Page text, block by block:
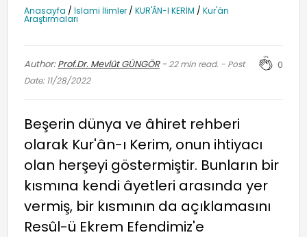
Anasayfa / İslami İlimler / KUR'ÂN-I KERİM / Kur'ân
Araştırmaları
Author:Prof.Dr. Mevlüt GÜNGÖR-22min read. - Post
Date: 11/28/2022
0
Beşerin dünya ve âhiret rehberi
olarak Kur'ân-ı Kerim, onun ihtiyacı
olan herşeyi göstermiştir. Bunların bir
kısmına kendi âyetleri arasında yer
vermiş, bir kısmının da açıklamasını
Resûl-ü Ekrem Efendimiz'e